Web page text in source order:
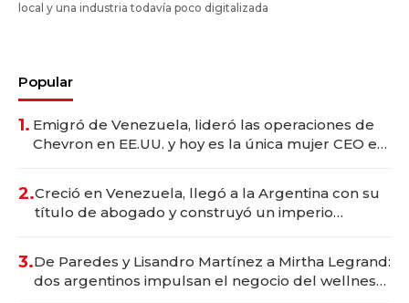
local y una industria todavía poco digitalizada
Popular
1. Emigró de Venezuela, lideró las operaciones de
Chevron en EE.UU. y hoy es la única mujer CEO en
2.Creció en Venezuela, llegó a la Argentina con su
título de abogado y construyó un imperio
3.De Paredes y Lisandro Martínez a Mirtha Legrand:
dos argentinos impulsan el negocio del wellness